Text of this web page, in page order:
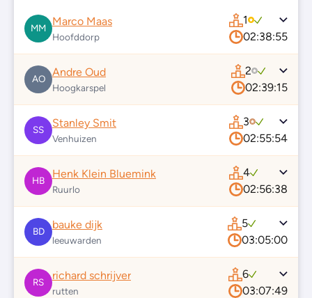
MM
Marco Maas
Hoofddorp
1
02:38:55
AO
Andre Oud
Hoogkarspel
2
02:39:15
SS
Stanley Smit
Venhuizen
3
02:55:54
HB
Henk Klein Bluemink
Ruurlo
4
02:56:38
BD
bauke dijk
leeuwarden
5
03:05:00
RS
richard schrijver
rutten
6
03:07:49